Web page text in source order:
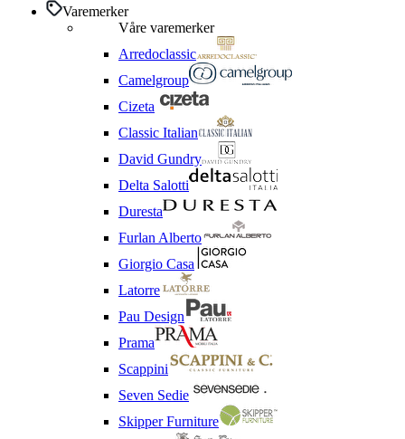
Varemerker
Våre varemerker
Arredoclassic
Camelgroup
Cizeta
Classic Italian
David Gundry
Delta Salotti
Duresta
Furlan Alberto
Giorgio Casa
Latorre
Pau Design
Prama
Scappini
Seven Sedie
Skipper Furniture